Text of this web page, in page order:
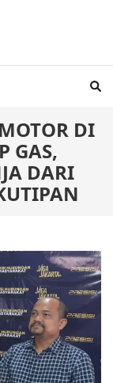
DI
GAS,
DARI